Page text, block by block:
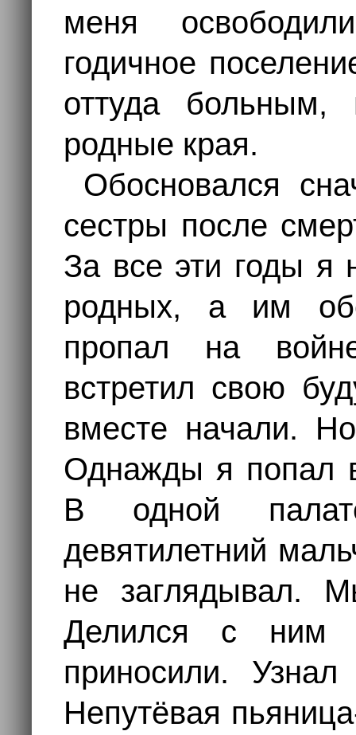
меня
годичное
оттуда
родные края.
Обосновался
сестры после
За все эти годы я
родных, а им
пропал на
встретил свою
вместе начали.
Однажды я попал
В одной
девятилетний
не заглядывал.
Делился с ним
приносили.
Непутёвая